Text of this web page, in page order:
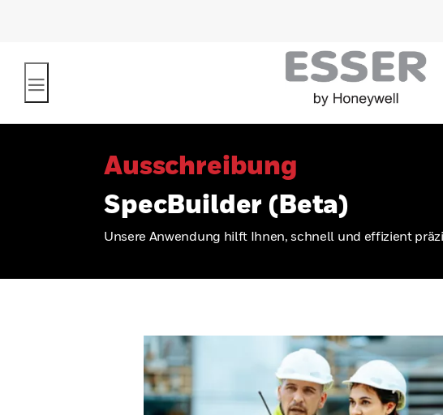
Ausschreibung
SpecBuilder (Beta)
Unsere Anwendung hilft Ihnen, schnell und effizient